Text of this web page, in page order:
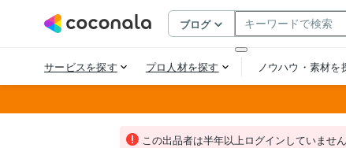
この出品者は半年以上ログインしていませ